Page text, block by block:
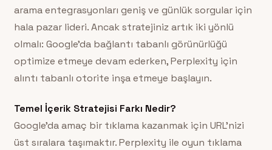
arama entegrasyonları geniş ve günlük sorgular için
hala pazar lideri. Ancak stratejiniz artık iki yönlü
olmalı: Google’da bağlantı tabanlı görünürlüğü
optimize etmeye devam ederken, Perplexity için
alıntı tabanlı otorite inşa etmeye başlayın.
Temel İçerik Stratejisi Farkı Nedir?
Google’da amaç bir tıklama kazanmak için URL’nizi
üst sıralara taşımaktır. Perplexity ile oyun tıklama